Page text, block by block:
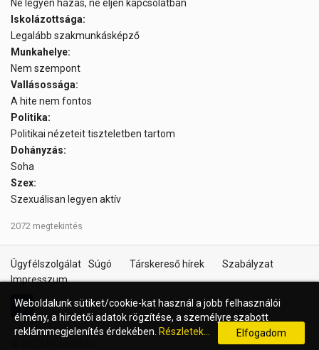
Ne legyen házas, ne éljen kapcsolatban
Iskolázottsága:
Legalább szakmunkásképző
Munkahelye:
Nem szempont
Vallásossága:
A hite nem fontos
Politika:
Politikai nézeteit tiszteletben tartom
Dohányzás:
Soha
Szex:
Szexuálisan legyen aktív
2072 megtekintés
Ügyfélszolgálat Súgó Társkereső hírek
Szabályzat
Impresszum
Weboldalunk sütiket/cookie-kat használ a jobb felhasználói
élmény, a hirdetői adatok rögzítése, a személyre szabott
reklámmegjelenítés érdekében. Részletek... Elfogadom